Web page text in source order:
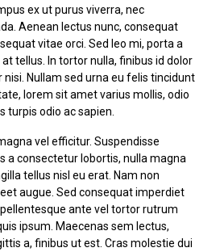
ex ut purus viverra, nec
Aenean lectus nunc, consequat
vitae orci. Sed leo mi, porta a
tellus. In tortor nulla, finibus id dolor
Nullam sed urna eu felis tincidunt
lorem sit amet varius mollis, odio
turpis odio ac sapien.
vel efficitur. Suspendisse
a consectetur lobortis, nulla magna
tellus nisl eu erat. Nam non
augue. Sed consequat imperdiet
ante vel tortor rutrum
ipsum. Maecenas sem lectus,
a, finibus ut est. Cras molestie dui